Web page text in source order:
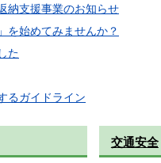
納支援事業のお知らせ
を始めてみませんか？
た
るガイドライン
交通安全